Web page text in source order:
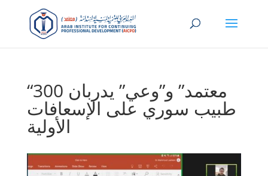
“معتمد” و”وعي” يدربان 300
طبيب سوري على الإسعافات
الأولية